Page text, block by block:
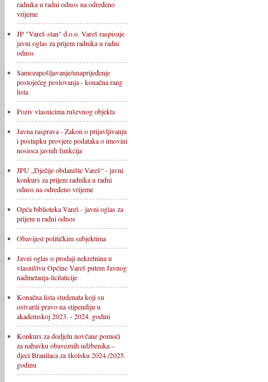
radnika u radni odnos na određeno
vrijeme
JP "Vareš-stan" d.o.o. Vareš raspisuje
javni oglas za prijem radnika u radni
odnos
Samozapošljavanje/unaprijeđenje
postojećeg poslovanja - konačna rang
lista
Poziv vlasnicima ruševnog objekta
Javna rasprava - Zakon o prijavljivanju
i postupku provjere podataka o imovini
nosioca javnih funkcija
JPU „Dječije obdanište Vareš“ - javni
konkurs za prijem radnika u radni
odnos na određeno vrijeme
Opća biblioteka Vareš - javni oglas za
prijem u radni odnos
Obavijest političkim subjektima
Javni oglas o prodaji nekretnina u
vlasništvu Općine Vareš putem Javnog
nadmetanja-licitaticije
Konačna lista studenata koji su
ostvarili pravo na stipendiju u
akademskoj 2023. - 2024. godini
Konkurs za dodjelu novčane pomoći
za nabavku obaveznih udžbenika –
djeci Branilaca za školsku 2024./2025.
godinu